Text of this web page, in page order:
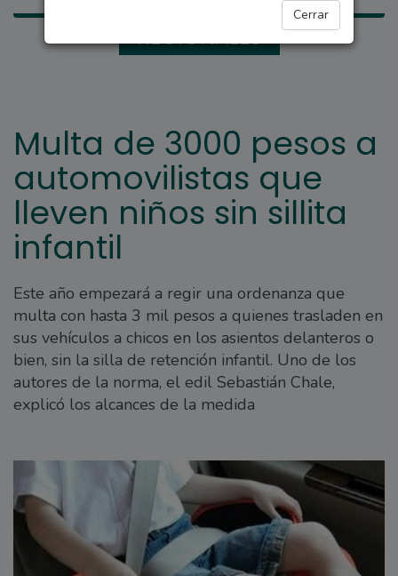
Cerrar
REGIONALES
Multa de 3000 pesos a
automovilistas que
lleven niños sin sillita
infantil
Este año empezará a regir una ordenanza que
multa con hasta 3 mil pesos a quienes trasladen en
sus vehículos a chicos en los asientos delanteros o
bien, sin la silla de retención infantil. Uno de los
autores de la norma, el edil Sebastián Chale,
explicó los alcances de la medida